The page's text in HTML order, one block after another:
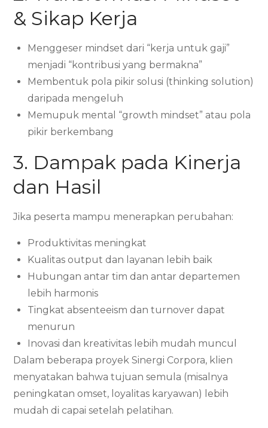
& Sikap Kerja
Menggeser mindset dari “kerja untuk gaji”
menjadi “kontribusi yang bermakna”
Membentuk pola pikir solusi (thinking solution)
daripada mengeluh
Memupuk mental “growth mindset” atau pola
pikir berkembang
3. Dampak pada Kinerja
dan Hasil
Jika peserta mampu menerapkan perubahan:
Produktivitas meningkat
Kualitas output dan layanan lebih baik
Hubungan antar tim dan antar departemen
lebih harmonis
Tingkat absenteeism dan turnover dapat
menurun
Inovasi dan kreativitas lebih mudah muncul
Dalam beberapa proyek Sinergi Corpora, klien
menyatakan bahwa tujuan semula (misalnya
peningkatan omset, loyalitas karyawan) lebih
mudah di capai setelah pelatihan.